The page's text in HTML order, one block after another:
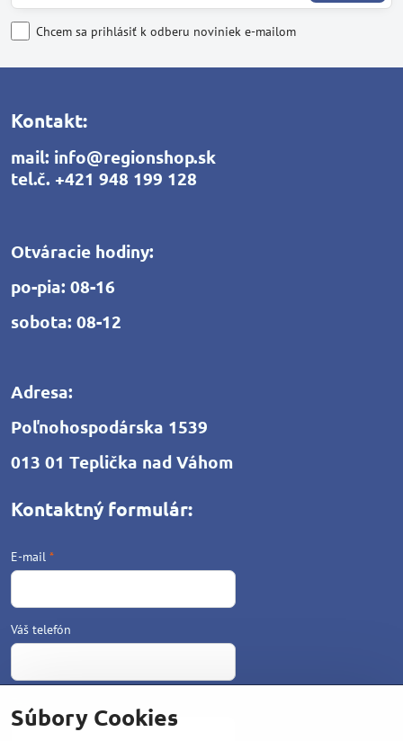
Chcem sa prihlásiť k odberu noviniek e-mailom
Kontakt:
mail: info@regionshop.sk
tel.č. +421 948 199 128
Otváracie hodiny:
po-pia: 08-16
sobota: 08-12
Adresa:
Poľnohospodárska 1539
013 01 Teplička nad Váhom
Kontaktný formulár:
E-mail *
Váš telefón
Súbory Cookies